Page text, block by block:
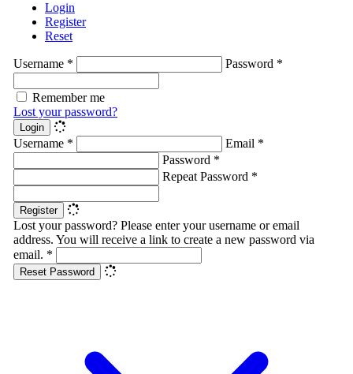
Login
Register
Reset
Username * Password *
Remember me
Lost your password?
Login
Username * Email *
Password *
Repeat Password *
Register
Lost your password? Please enter your username or email
address. You will receive a link to create a new password via
email. *
Reset Password